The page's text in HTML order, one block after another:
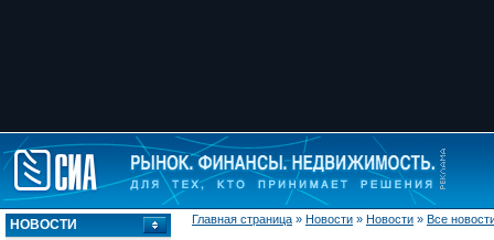
Главная страница » Новости » Новости » Все
НОВОСТИ